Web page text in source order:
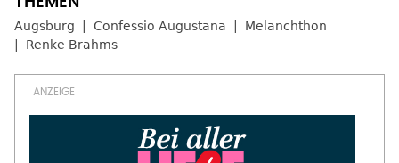
Augsburg Confessio Augustana
Melanchthon
Renke Brahms